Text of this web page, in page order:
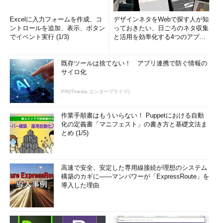
Excelに入力フォームを作成、コ
ントロールを追加、表示、ボタン
でイベント実行 (1/3)
デザインネタをWebで探す人が知
っておきたい、日ごろのネタ収集
と活用を効率化する4つのアプリ
既存ツールは捨てない！ アプリ連携で防ぐ情報の
サイロ化
PR(ITmedia エンタープライズ)
作業手順書はもういらない！ Puppetにおける自動
化の定義書「マニフェスト」の書き方と基礎文法ま
とめ (1/5)
高速で安全、安定した専用線接続が理想のシステム
構築のカギに――マンパワーが「ExpressRoute」を
導入した理由